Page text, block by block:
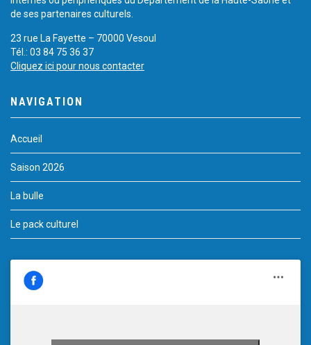
de ses partenaires culturels.
23 rue La Fayette – 70000 Vesoul
Tél.: 03 84 75 36 37
Cliquez ici pour nous contacter
NAVIGATION
Accueil
Saison 2026
La bulle
Le pack culturel